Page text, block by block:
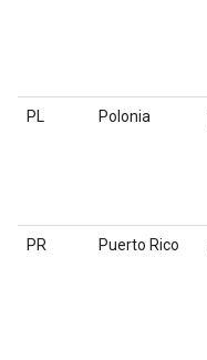
PL Polonia
PR Puerto Rico